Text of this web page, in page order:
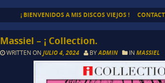
¡ BIENVENIDOS A MIS DISCOS VIEJOS !
Massiel – ¡ Collection.
WRITTEN ONJULIO 4, 2024 BYADMIN INMASSIEL